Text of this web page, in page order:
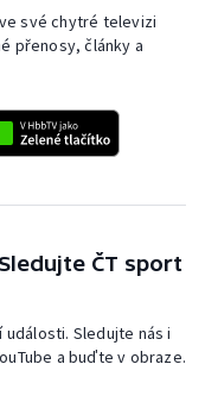
své chytré televizi
přenosy, články a
ČT sport
Sledujte nás i
a buďte v obraze.